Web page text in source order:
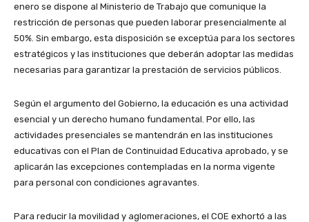
enero se dispone al Ministerio de Trabajo que comunique la
restricción de personas que pueden laborar presencialmente al
50%. Sin embargo, esta disposición se exceptúa para los sectores
estratégicos y las instituciones que deberán adoptar las medidas
necesarias para garantizar la prestación de servicios públicos.
Según el argumento del Gobierno, la educación es una actividad
esencial y un derecho humano fundamental. Por ello, las
actividades presenciales se mantendrán en las instituciones
educativas con el Plan de Continuidad Educativa aprobado, y se
aplicarán las excepciones contempladas en la norma vigente
para personal con condiciones agravantes.
Para reducir la movilidad y aglomeraciones, el COE exhortó a las